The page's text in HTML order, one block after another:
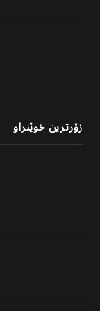
زۆرترین خوێنراو